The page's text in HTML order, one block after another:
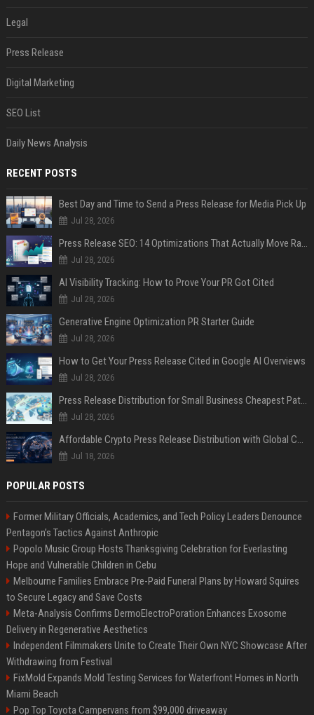
Legal
Press Release
Digital Marketing
SEO List
Daily News Analysis
RECENT POSTS
Best Day and Time to Send a Press Release for Media Pick Up
Jul 28, 2026
Press Release SEO: 14 Optimizations That Actually Move Rankings
Jul 28, 2026
AI Visibility Tracking: How to Prove Your PR Got Cited
Jul 28, 2026
Generative Engine Optimization PR Starter Guide
Jul 28, 2026
How to Get Your Press Release Cited in Google AI Overviews
Jul 28, 2026
Press Release Distribution for Small Business Cheapest Path to Real Coverage
Jul 28, 2026
Affordable Crypto Press Release Distribution with Global Coverage
Jul 18, 2026
POPULAR POSTS
Former Military Officials, Academics, and Tech Policy Leaders Denounce
Pentagon’s Tactics Against Anthropic
Popolo Music Group Hosts Thanksgiving Celebration for Everlasting
Hope and Vulnerable Children in Cebu
Melbourne Families Embrace Pre-Paid Funeral Plans by Howard Squires
to Secure Legacy and Save Costs
Meta-Analysis Confirms DermoElectroPoration Enhances Exosome
Delivery in Regenerative Aesthetics
Independent Filmmakers Unite to Create Their Own NYC Showcase After
Withdrawing from Festival
FixMold Expands Mold Testing Services for Waterfront Homes in North
Miami Beach
Pop Top Toyota Campervans from $99,000 driveaway